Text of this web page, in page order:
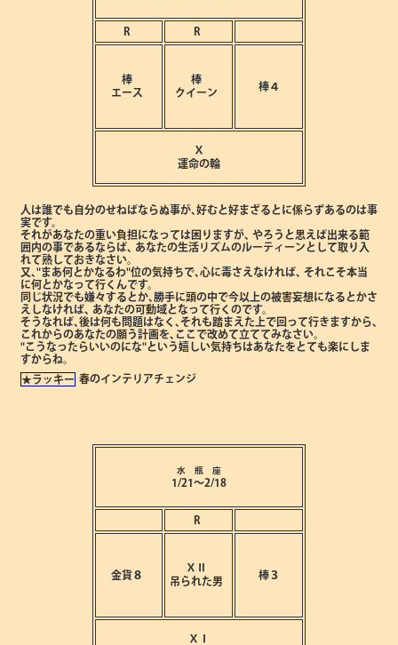
R R
棒
エース
棒
クイーン
棒４
Ⅹ
運命の輪
人は誰でも自分のせねばならぬ事が､好むと好まざるとに係らずあるのは事
実です。
それがあなたの重い負担になっては困りますが､ やろうと思えば出来る範
囲内の事であるならば､
あなたの生活リズムのルーティーンとして取り入
れて熟しておきなさい。
又､"まあ何とかなるわ"位の気持ちで､心に毒さえなければ､ それこそ本当
に何とかなって行くんです。
同じ状況でも嫌々するとか､勝手に頭の中で今以上の被害妄想になるとかさ
えしなければ､
あなたの可動域となって行くのです。
そうなれば､後は何も問題はなく､それも踏まえた上で回って行きますから､
これからのあなたの願う計画を､ここで改めて立ててみなさい。
"こうなったらいいのにな"という嬉しい気持ちはあなたをとても楽にしま
すからね。
★ラッキー 春のインテリアチェンジ
水 瓶 座
1/21～2/18
R
金貨８
ⅩⅡ
吊られた男
棒３
ⅩⅠ